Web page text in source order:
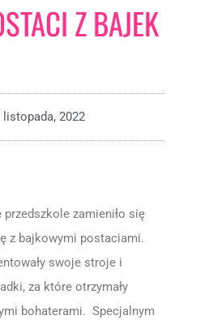
Z BAJEK
listopada, 2022
zamieniło się
z bajkowymi postaciami.
swoje stroje i
za które otrzymały
bohaterami. Specjalnym